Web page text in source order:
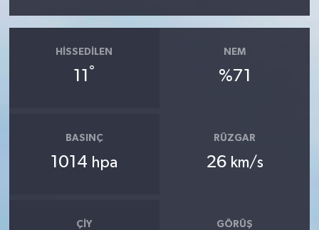
HISSEDILEN
11 °
NEM
%71
BASINÇ
1014 hpa
RÜZGAR
26 km/s
ÇIY GÖRÜŞ